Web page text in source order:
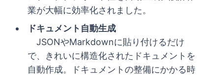
業が大幅に効率化されました。
ドキュメント自動生成
JSONやMarkdownに貼り付けるだけ
で、きれいに構造化されたドキュメントを
自動作成。ドキュメントの整備にかかる時